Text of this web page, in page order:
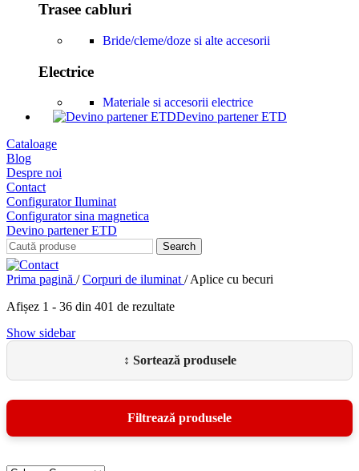
Trasee cabluri
Bride/cleme/doze si alte accesorii
Electrice
Materiale si accesorii electrice
Devino partener ETD
Cataloage
Blog
Despre noi
Contact
Configurator Iluminat
Configurator sina magnetica
Devino partener ETD
Search
Prima pagină / Corpuri de iluminat / Aplice cu becuri
Afișez 1 - 36 din 401 de rezultate
Show sidebar